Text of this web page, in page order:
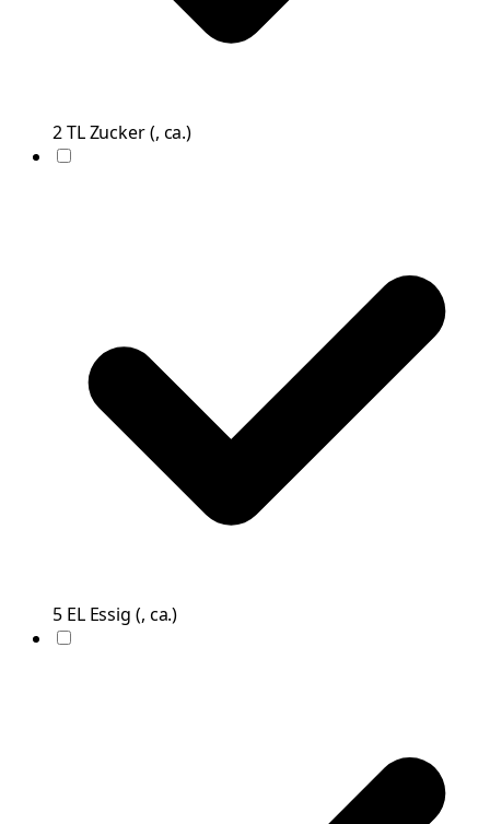
2TLZucker(, ca.)
5 EL Essig (, ca.)